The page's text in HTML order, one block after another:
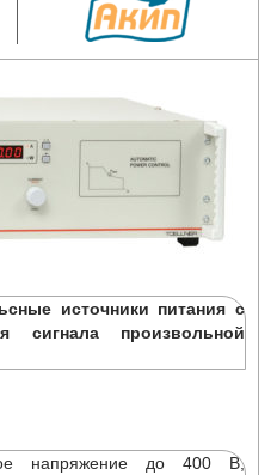
источники питания с
сигнала произвольной
напряжение до 400 В,